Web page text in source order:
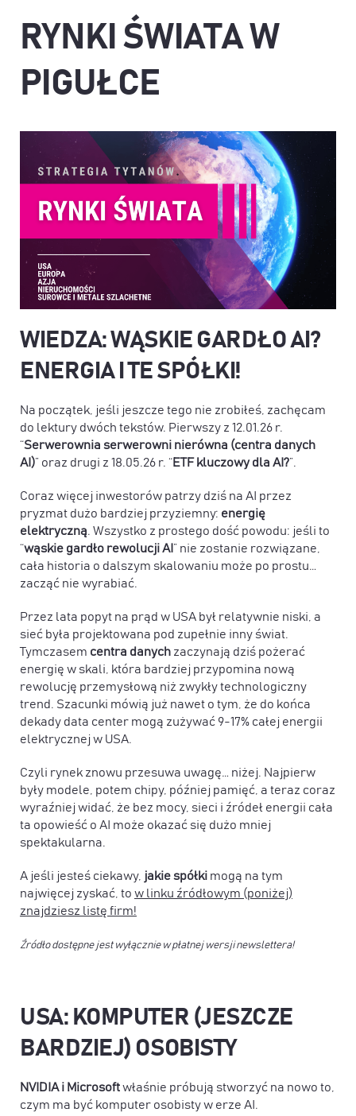
RYNKI ŚWIATA W
PIGUŁCE
WIEDZA: WĄSKIE GARDŁO AI?
ENERGIA I TE SPÓŁKI!
Na początek, jeśli jeszcze tego nie zrobiłeś, zachęcam
do lektury dwóch tekstów. Pierwszyz 12.01.26 r.
“Serwerownia serwerowni nierówna (centra danych
AI)” oraz drugi z 18.05.26 r. “ETF kluczowy dla AI?”.
Coraz więcej inwestorów patrzy dziś na AI przez
pryzmat dużo bardziej przyziemny: energię
elektryczną. Wszystko z prostego dość powodu: jeśli to
“wąskie gardło rewolucji AI ” nie zostanie rozwiązane,
cała historia o dalszym skalowaniu może po prostu…
zacząć nie wyrabiać.
Przez lata popyt na prąd w USA był relatywnie niski, a
sieć była projektowana pod zupełnie inny świat.
Tymczasem centra danychzaczynają dziś pożerać
energię w skali, która bardziej przypomina nową
rewolucję przemysłową niż zwykły technologiczny
trend. Szacunki mówią już nawet o tym, że do końca
dekady data center mogą zużywać 9-17% całej energii
elektrycznej w USA.
Czyli rynek znowu przesuwa uwagę… niżej. Najpierw
były modele, potem chipy, później pamięć, a teraz coraz
wyraźniej widać, że bez mocy, sieci i źródeł energii cała
ta opowieść o AI może okazać się dużo mniej
spektakularna.
A jeśli jesteś ciekawy, jakie spółki mogą na tym
najwięcej zyskać, to w linku źródłowym (poniżej)
znajdziesz listę firm!
Źródło dostępne jest wyłącznie w płatnej wersji newslettera!
USA: KOMPUTER (JESZCZE
BARDZIEJ) OSOBISTY
NVIDIA i Microsoftwłaśnie próbują stworzyć na nowo to,
czym ma być komputer osobisty w erze AI.